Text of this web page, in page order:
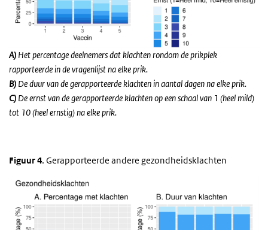
A) Het percentage deelnemers dat klachten rondom de prikplek
rapporteerde in de vragenlijst na elke prik.
B) De duur van de gerapporteerde klachten in aantal dagen na elke prik.
C) De ernst van de gerapporteerde klachten op een schaal van 1 (heel mild)
tot 10 (heel ernstig) na elke prik.
Figuur 4. Gerapporteerde andere gezondheidsklachten